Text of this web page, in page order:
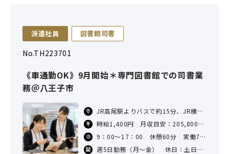
派遣社員 図書館司書
No.TH223701
《車通勤OK》9月開始＊専門図書館での司書業
務＠八王子市
JR高尾駅よりバスで約15分、JR横浜
線/八王子みなみ野駅より無料シャト
ルバスで約20分 車通勤OK！
時給1,400円 月収目安：205,800円
（時給1400円×7H×21日）
交通費支給あり（社内規定による）
9：00～17：00 休憩60分 実働7時
間
週5日勤務（月～金） 休日：土日